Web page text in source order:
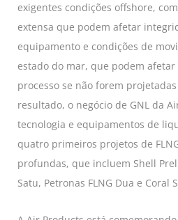
exigentes condições offshore,
extensa que podem afetar
equipamento e condições de
estado do mar, que podem
processo se não forem
resultado, o negócio de GNL da
tecnologia e equipamentos de
quatro primeiros projetos de
profundas, que incluem Shell
Satu, Petronas FLNG Dua e Coral